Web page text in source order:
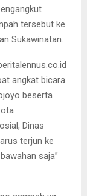
tersebut ke
Sukawinatan.
angkat bicara
beserta
Dinas
terjun ke
saja”